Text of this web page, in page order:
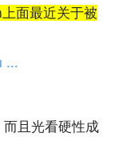
面最近关于被
...
且光看硬性成